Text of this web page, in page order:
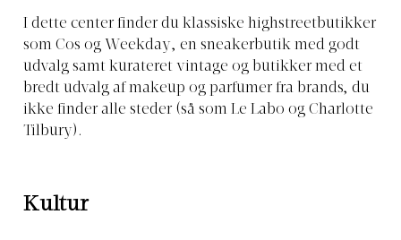
I dette center finder du klassiske highstreetbutikker
som Cos og Weekday, en sneakerbutik med godt
udvalg samt kurateret vintage og butikker med et
bredt udvalg af makeup og parfumer fra brands, du
ikke finder alle steder (så som Le Labo og Charlotte
Tilbury).
Kultur